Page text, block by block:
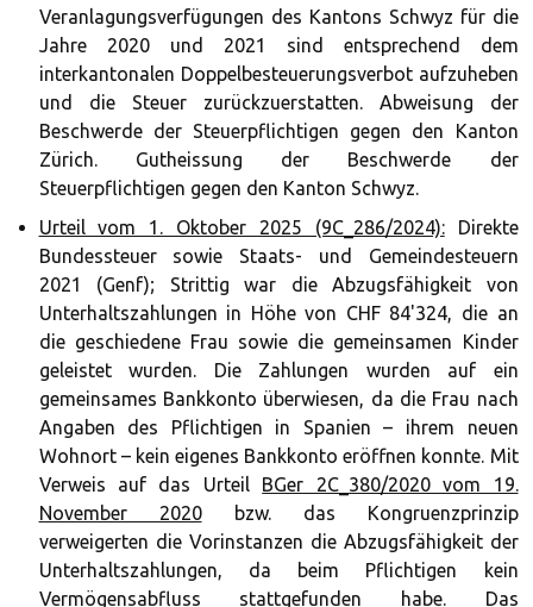
Veranlagungsverfügungen des Kantons Schwyz für die
Jahre 2020 und 2021 sind entsprechend dem
interkantonalen Doppelbesteuerungsverbot aufzuheben
und die Steuer zurückzuerstatten. Abweisung der
Beschwerde der Steuerpflichtigen gegen den Kanton
Zürich. Gutheissung der Beschwerde der
Steuerpflichtigen gegen den Kanton Schwyz.
Urteil vom 1. Oktober 2025 (9C_286/2024):Direkte
Bundessteuer sowie Staats- und Gemeindesteuern
2021 (Genf); Strittig war die Abzugsfähigkeit von
Unterhaltszahlungen in Höhe von CHF 84'324, die an
die geschiedene Frau sowie die gemeinsamen Kinder
geleistet wurden. Die Zahlungen wurden auf ein
gemeinsames Bankkonto überwiesen, da die Frau nach
Angaben des Pflichtigen in Spanien – ihrem neuen
Wohnort – kein eigenes Bankkonto eröffnen konnte. Mit
Verweis auf das Urteil BGer 2C_380/2020 vom 19.
November 2020bzw. das Kongruenzprinzip
verweigerten die Vorinstanzen die Abzugsfähigkeit der
Unterhaltszahlungen, da beim Pflichtigen kein
Vermögensabfluss stattgefunden habe. Das